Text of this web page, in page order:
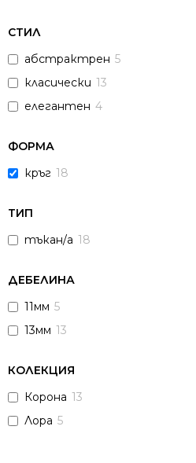
СТИЛ
абстрактрен 5
класически 13
елегантен 4
ФОРМА
кръг 18
ТИП
тъкан/а 18
ДЕБЕЛИНА
11мм 5
13мм 13
КОЛЕКЦИЯ
Корона 13
Лора 5